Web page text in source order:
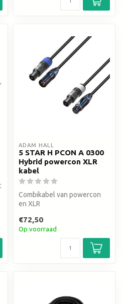
ADAM HALL
5 STAR H PCON A 0300
Hybrid powercon XLR
kabel
Combikabel van powercon
en XLR
€72,50
Op voorraad